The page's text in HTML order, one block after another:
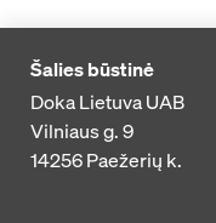
Šalies būstinė
Doka Lietuva UAB
Vilniaus g. 9
14256Paežerių k.